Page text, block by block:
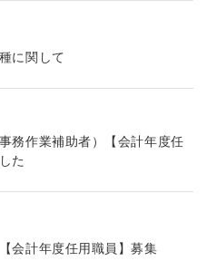
に関して
務作業補助者）【会計年度任
た
会計年度任用職員】募集